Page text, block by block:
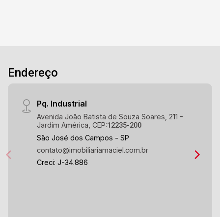
Endereço
Pq. Industrial
Avenida João Batista de Souza Soares, 211 -
Jardim América, CEP:12235-200
São José dos Campos - SP
contato@imobiliariamaciel.com.br
Creci: J-34.886